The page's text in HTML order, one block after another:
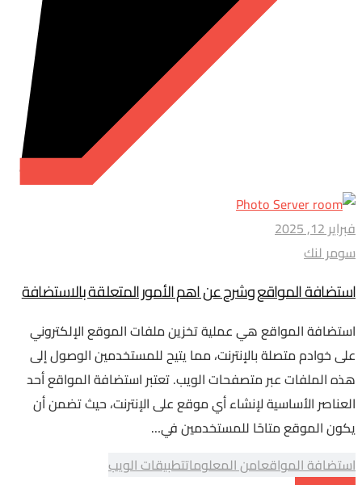
فبراير 12, 2025
سومر لنك
استضافة المواقع وشرح عن اهم الأمور المتعلقة بالاستضافة
استضافة المواقع هي عملية تخزين ملفات الموقع الإلكتروني
على خوادم متصلة بالإنترنت، مما يتيح للمستخدمين الوصول إلى
هذه الملفات عبر متصفحات الويب. تعتبر استضافة المواقع أحد
العناصر الأساسية لإنشاء أي موقع على الإنترنت، حيث تضمن أن
يكون الموقع متاحًا للمستخدمين في…
استضافة المواقعامن المعلوماتتطبيقات الويب